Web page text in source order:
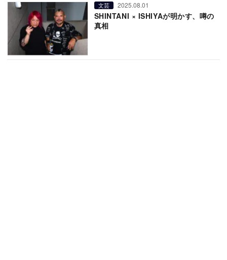
文芸 2025.08.01
SHINTANI × ISHIYAが明かす、噂の
真相